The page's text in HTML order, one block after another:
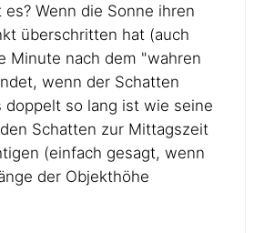
es? Wenn die Sonne ihren
überschritten hat (auch
Minute nach dem "wahren
wenn der Schatten
doppelt so lang ist wie seine
Schatten zur Mittagszeit
(einfach gesagt, wenn
der Objekthöhe